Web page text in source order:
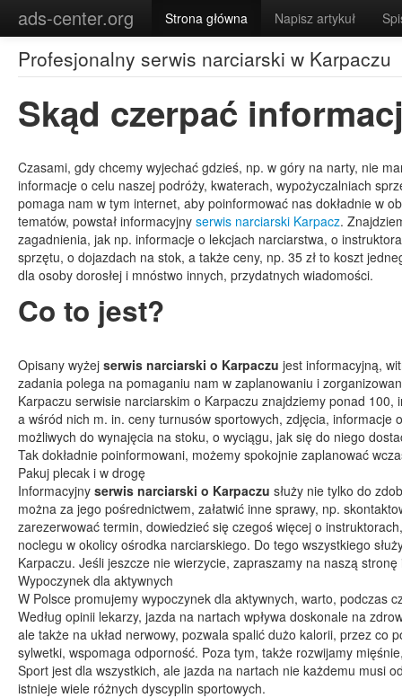
ads-center.org Strona główna Napisz artykuł
Profesjonalny serwis narciarski w Karpaczu
Skąd czerpać
Czasami, gdy chcemy wyjechać gdzieś, np. w góry na narty, nie
informacje o celu naszej podróży, kwaterach, wypożyczalniach
pomaga nam w tym internet, aby poinformować nas dokładnie w
tematów, powstał informacyjny serwis narciarski Karpacz.
zagadnienia, jak np. informacje o lekcjach narciarstwa, o
sprzętu, o dojazdach na stok, a także ceny, np. 35 zł to koszt
dla osoby dorosłej i mnóstwo innych, przydatnych wiadomości.
Co to jest?
Opisany wyżej serwis narciarski o Karpaczu jest informacyjną,
zadania polega na pomaganiu nam w zaplanowaniu i
Karpaczu serwisie narciarskim o Karpaczu znajdziemy ponad 100,
a wśród nich m. in. ceny turnusów sportowych, zdjęcia, informacje
możliwych do wynajęcia na stoku, o wyciągu, jak się do niego
Tak dokładnie poinformowani, możemy spokojnie zaplanować
Pakuj plecak i w drogę
Informacyjny serwis narciarski o Karpaczu służy nie tylko do
można za jego pośrednictwem, załatwić inne sprawy, np.
zarezerwować termin, dowiedzieć się czegoś więcej o
noclegu w okolicy ośrodka narciarskiego. Do tego wszystkiego
Karpaczu. Jeśli jeszcze nie wierzycie, zapraszamy na naszą
Wypoczynek dla aktywnych
W Polsce promujemy wypoczynek dla aktywnych, warto, podczas
Według opinii lekarzy, jazda na nartach wpływa doskonale na
ale także na układ nerwowy, pozwala spalić dużo kalorii, przez co
sylwetki, wspomaga odporność. Poza tym, także rozwijamy
Sport jest dla wszystkich, ale jazda na nartach nie każdemu musi
istnieje wiele różnych dyscyplin sportowych.